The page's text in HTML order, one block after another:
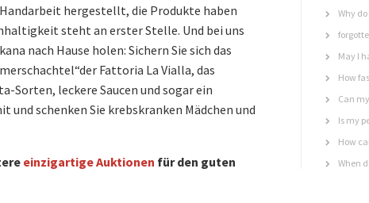
hergestellt, die Produkte haben
steht an erster Stelle. Und bei uns
nach Hause holen: Sichern Sie sich das
Fattoria La Vialla, das
Sorten, leckere Saucen und sogar ein
und schenken Sie krebskranken Mädchen und
einzigartige Auktionen für den guten
Why
May I
How
Can
Is my
How
When